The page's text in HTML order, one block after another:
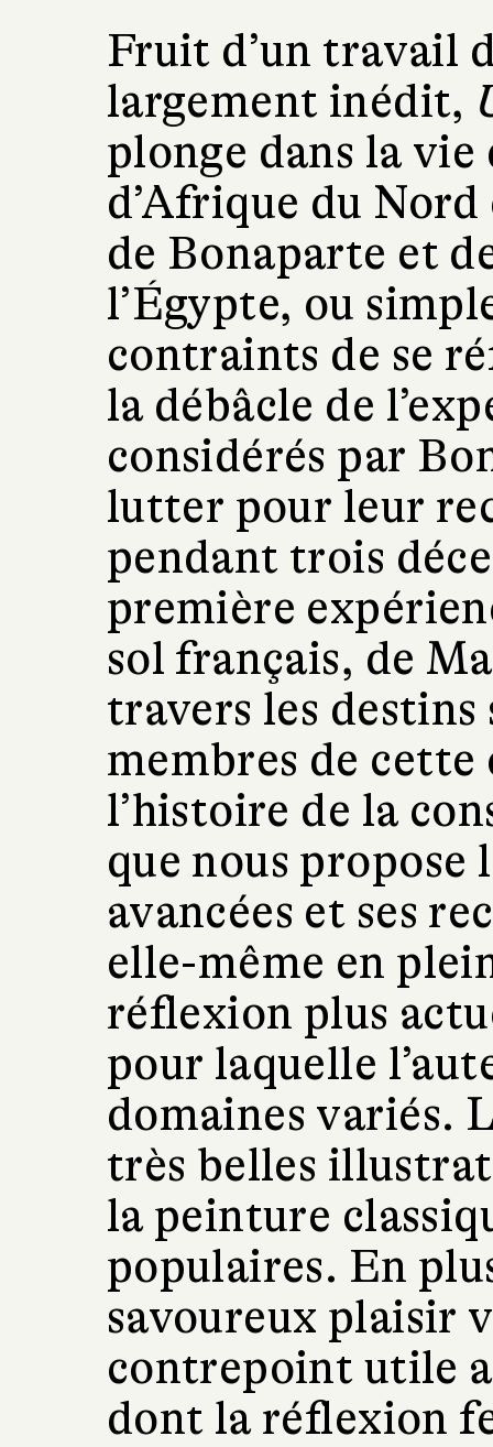
Fruit d’un travail
largement inédit,
plonge dans la vie
d’Afrique du
de Bonaparte et
l’Égypte, ou
contraints de se
la débâcle de
considérés par
lutter pour leur
pendant trois
première
sol français, de
travers les
membres de cette
l’histoire de la
que nous propose
avancées et ses
elle-même en
réflexion plus
pour laquelle
domaines variés.
très belles
la peinture
populaires. En
savoureux plaisir
contrepoint utile
dont la réflexion